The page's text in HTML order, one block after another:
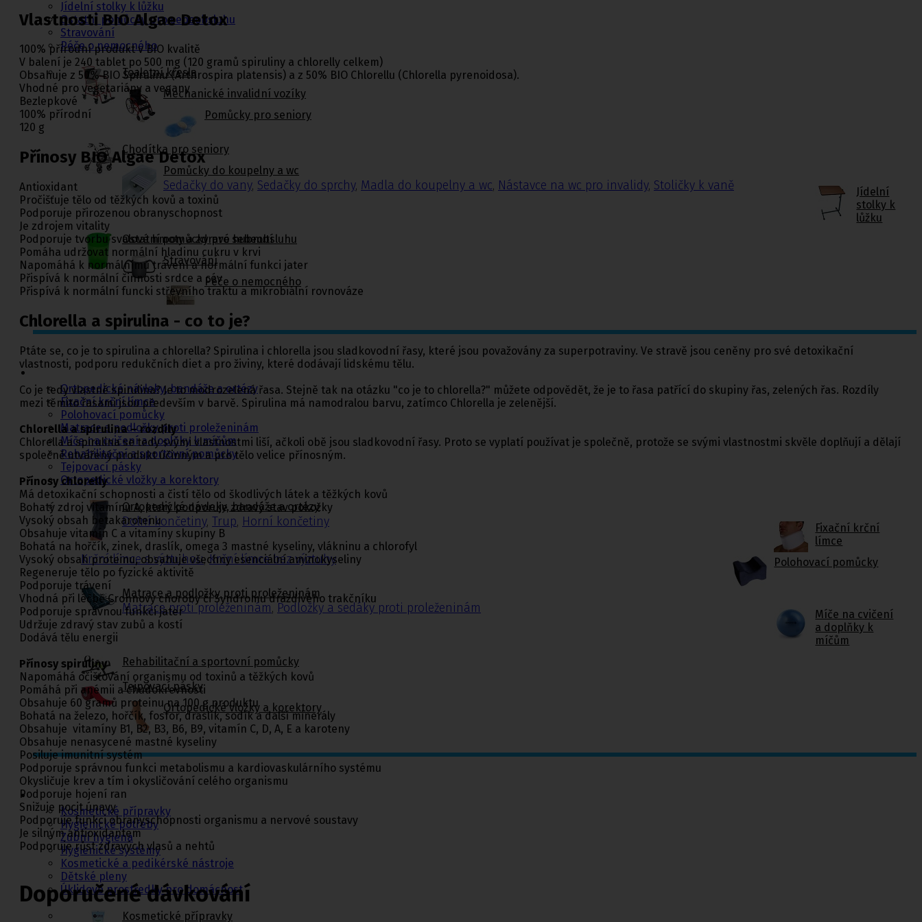
Jídelní stolky k lůžku
Ostatní pomůcky pro sebeobsluhu
Stravování
Péče o nemocného
Toaletní křesla
Mechanické invalidní vozíky
Pomůcky pro seniory
Chodítka pro seniory
Pomůcky do koupelny a wc
Sedačky do vany, Sedačky do sprchy, Madla do koupelny a wc, Nástavce na wc pro invalidy, Stoličky k vaně
Jídelní
stolky k
lůžku
Ostatní pomůcky pro sebeobsluhu
Stravování
Péče o nemocného
Ortopedie,
rehabilitace a
sport
Ortopedické návleky, bandáže a ortézy
Fixační krční límce
Polohovací pomůcky
Matrace a podložky proti proleženinám
Míče na cvičení a doplňky k míčům
Rehabilitační a sportovní pomůcky
Tejpovací pásky
Ortopedické vložky a korektory
Ortopedické návleky, bandáže a ortézy
Dolní končetiny, Trup, Horní končetiny
Fixační krční
límce
Krční límce s výztuhou,Krční límce bez výztuhy Polohovací pomůcky
Matrace a podložky proti proleženinám
Matrace proti proleženinám, Podložky a sedáky proti proleženinám
Míče na cvičení
a doplňky k
míčům
Rehabilitační a sportovní pomůcky
Tejpovací pásky
Ortopedické vložky a korektory
Kosmetika a
hygiena, Dětské
pleny
Kosmetické přípravky
Hygienické potřeby
Zubní hygiena
Hygienické systémy
Kosmetické a pedikérské nástroje
Dětské pleny
Úklidové prostředky pro domácnost
Kosmetické přípravky
Vlastnosti BIO Algae Detox
100% přírodní produkt v BIO kvalitě
V balení je 240 tablet po 500 mg (120 gramů spiruliny a chlorelly celkem)
Obsahuje z 50% BIO Spirulinu (Arthrospira platensis) a z 50% BIO Chlorellu (Chlorella pyrenoidosa).
Vhodné pro vegetariány a vegany
Bezlepkové
100% přírodní
120 g
Přínosy BIO Algae Detox
Antioxidant
Pročišťuje tělo od těžkých kovů a toxinů
Podporuje přirozenou obranyschopnost
Je zdrojem vitality
Podporuje tvorbu svalové hmoty a zdravé hubnutí
Pomáha udržovat normální hladinu cukru v krvi
Napomáhá k normálnímu trávení a normální funkci jater
Přispívá k normální činnosti srdce a cév
Přispívá k normální funcki střevního traktu a mikrobiální rovnováze
Chlorella a spirulina - co to je?
Ptáte se, co je to spirulina a chlorella? Spirulina i chlorella jsou sladkovodní řasy, které jsou považovány za superpotraviny. Ve stravě jsou ceněny pro své detoxikační
vlastnosti, podporu redukčních diet a pro živiny, které dodávají lidskému tělu.
Co je tedy vlastně spirulina? Je to modrozelená řasa. Stejně tak na otázku "co je to chlorella?" můžete odpovědět, že je to řasa patřící do skupiny řas, zelených řas. Rozdíly
mezi těmito řasami jsou především v barvě. Spirulina má namodralou barvu, zatímco Chlorella je zelenější.
Chlorella a spirulina – rozdíly
Chlorella a spirulina se tedy svými vlastnostmi liší, ačkoli obě jsou sladkovodní řasy. Proto se vyplatí používat je společně, protože se svými vlastnostmi skvěle doplňují a dělají
společně utvářený produkt účinným a pro tělo velice přínosným.
Přínosy chlorelly
Má detoxikační schopnosti a čistí tělo od škodlivých látek a těžkých kovů
Bohatý zdroj vitamínu A, který podporuje zdravý stav pokožky
Vysoký obsah betakarotenu
Obsahuje vitamín C a vitamíny skupiny B
Bohatá na hořčík, zinek, draslík, omega 3 mastné kyseliny, vlákninu a chlorofyl
Vysoký obsah proteinu, obsahuje všechny esenciální aminokyseliny
Regeneruje tělo po fyzické aktivitě
Podporuje trávení
Vhodná při léčbě Crohnovy choroby či Syndromu dráždivého trakčníku
Podporuje správnou funkci jater
Udržuje zdravý stav zubů a kostí
Dodává tělu energii
Přínosy spiruliny
Napomáhá očišťování organismu od toxinů a těžkých kovů
Pomáhá při anémii a chudokrevnosti
Obsahuje 60 gramů proteinu na 100 g produktu
Bohatá na železo, hořčík, fosfor, draslík, sodík a další minerály
Obsahuje vitamíny B1, B2, B3, B6, B9, vitamín C, D, A, E a karoteny
Obsahuje nenasycené mastné kyseliny
Posiluje imunitní systém
Podporuje správnou funkci metabolismu a kardiovaskulárního systému
Okysličuje krev a tím i okysličování celého organismu
Podporuje hojení ran
Snižuje pocit únavy
Podporuje funkci obranyschopnosti organismu a nervové soustavy
Je silným antioxidantem
Podporuje růst zdravých vlasů a nehtů
Doporučené dávkování